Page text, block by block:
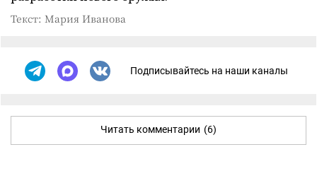
Текст: Мария Иванова
Подписывайтесь на наши каналы
Читать комментарии (6)